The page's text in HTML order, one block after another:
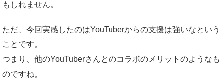
もしれません。
ただ、今回実感したのはYouTuberからの支援は強いなという
ことです。
つまり、他のYouTuberさんとのコラボのメリットのようなも
のですね。